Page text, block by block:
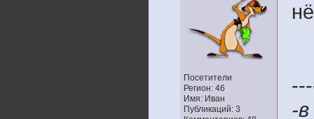
Посетители
Регион: 46
Имя: Иван
Публикаций: 3
-